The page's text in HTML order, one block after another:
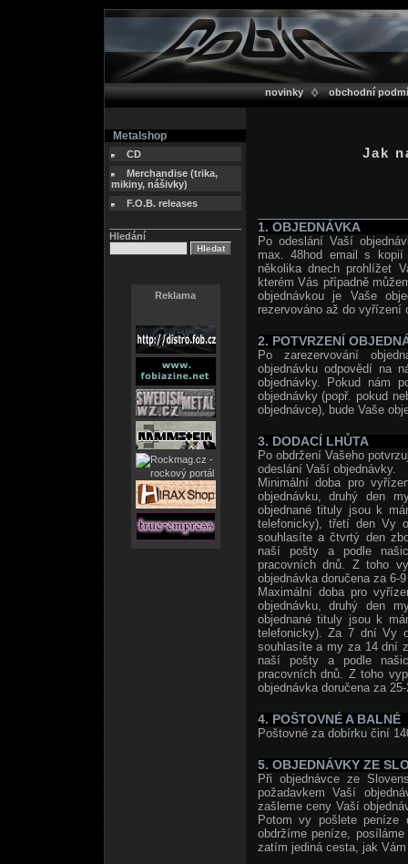
novinky obchodní
Metalshop
CD
Merchandise (trika,
mikiny, nášivky)
F.O.B. releases
Hledání
Reklama
Jak
1. OBJEDNÁVKA
Po odeslání Vaší
max. 48hod email s kopií
několika dnech prohlížet
kterém Vás případně
objednávkou je Vaše
rezervováno až do vyřízení
2. POTVRZENÍ
Po zarezervování
objednávku odpovědí na
objednávky. Pokud nám
objednávky (popř. pokud
objednávce), bude Vaše
3. DODACÍ LHŮTA
Po obdržení Vašeho
odeslání Vaší objednávky.
Minimální doba pro
objednávku, druhý den
objednané tituly jsou k
telefonicky), třetí den Vy
souhlasíte a čtvrtý den
naší pošty a podle
pracovních dnů. Z toho
objednávka doručena za 6-
Maximální doba pro
objednávku, druhý den
objednané tituly jsou k
telefonicky). Za 7 dní Vy
souhlasíte a my za 14 dní
naší pošty a podle
pracovních dnů. Z toho
objednávka doručena za
4. POŠTOVNÉ A BALNÉ
Poštovné za dobírku činí
5. OBJEDNÁVKY ZE
Při objednávce ze
požadavkem Vaší
zašleme ceny Vaší
Potom vy pošlete peníze
obdržíme peníze,
zatím jediná cesta, jak